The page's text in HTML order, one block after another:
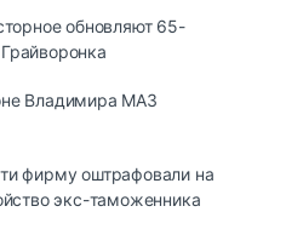
обновляют 65-
Владимира МАЗ
фирму оштрафовали на
экс-таможенника